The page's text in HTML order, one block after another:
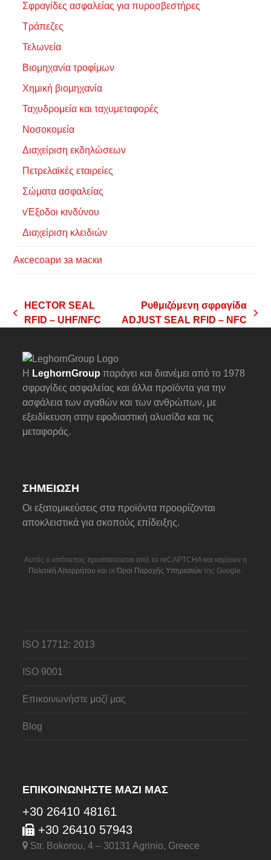
Σφραγίδες ασφαλείας για πυροσβεστήρες
Τράπεζες
Τελωνεία
Βιομηχανία τροφίμων
Χημική βιομηχανία
Ταχυδρομεία και ταχυμεταφορές
Νοσοκομεία
Διαχείριση εκδηλώσεων
Πετρελαϊκές εταιρείες
Σώματα ασφαλείας
vΈξοδοι κινδύνου
Διαχείριση κλειδιών
Аксесоари за маски
previous
HECTOR SEAL
RFID – UHF/NFC
next
Ρυθμιζόμενη σφραγίδα
ADJUST SEAL RFID – NFC
Η LeghornGroup παράγει και διανέμει από το 1978
σφραγίδες ασφαλείας και άλλα προϊόντα για την
ασφάλεια των αγαθών και των ανθρώπων, με
εξειδίκευση στην εφοδιαστική αλυσίδα και τις
μεταφοράς.
ΣΗΜΕΊΩΣΗ
Οι εξατομικεύσεις στα προϊόντα προορίζονται
αποκλειστικά για σκοπούς επίδειξης.
Αυτός ο ιστότοπος προστατεύεται από το reCAPTCHA και ισχύουν η
Πολιτική Απορρήτου και οιΌροι Παροχής Υπηρεσιών της Google.
ISO 17712: 2013
ISO 9001
Επικοινωνήστε μαζί μας
Blog
ΕΠΙΚΟΙΝΩΝΉΣΤΕ ΜΑΖΊ ΜΑΣ
+30 26410 48161
+30 26410 57943
Str. Bokorou, 4 – 30131 Agrinio, Greece